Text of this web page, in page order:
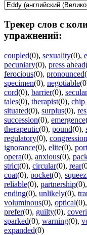
Трекер слов с
упражнений:
coupled(0), sexuality(0),
pecuniary(0), press ahead
ferocious(0), pronounced
specimen(0), negotiable
cord(0), barrier(0), secular
tales(0), therapist(0), chip
situated(0), surplus(0),
succession(0), emergence
therapeutic(0), pound(0),
regulatory(0),
ignorance(0), elite(0),
opera(0), anxious(0),
strict(0), circular(0), rear
coat(0), pocket(0),
reliable(0), partnership(0),
ending(0), unlikely(0),
voluminous(0), optical(0),
prefer(0), guilty(0),
sparked(0), warning(0),
expanded(0)